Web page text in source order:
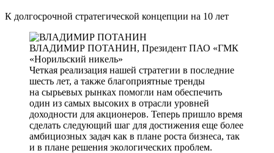
К долгосрочной стратегической концепции на 10 лет
ВЛАДИМИР ПОТАНИН, Президент ПАО «ГМК
«Норильский никель»
Четкая реализация нашей стратегии в последние
шесть лет, а также благоприятные тренды
на сырьевых рынках помогли нам обеспечить
один из самых высоких в отрасли уровней
доходности для акционеров. Теперь пришло время
сделать следующий шаг для достижения еще более
амбициозных задач как в плане роста бизнеса, так
и в плане решения экологических проблем.